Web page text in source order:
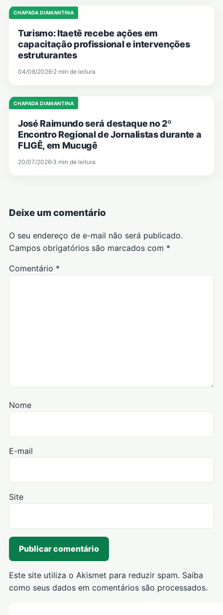
CHAPADA DIAMANTINA
Turismo: Itaetê recebe ações em
capacitação profissional e intervenções
estruturantes
04/08/2026 2 min de leitura
CHAPADA DIAMANTINA
José Raimundo será destaque no 2º
Encontro Regional de Jornalistas durante a
FLIGÊ, em Mucugê
20/07/2026 3 min de leitura
Deixe um comentário
O seu endereço de e-mail não será publicado.
Campos obrigatórios são marcados com *
Comentário *
Nome
E-mail
Site
Este site utiliza o Akismet para reduzir spam. Saiba
como seus dados em comentários são processados.